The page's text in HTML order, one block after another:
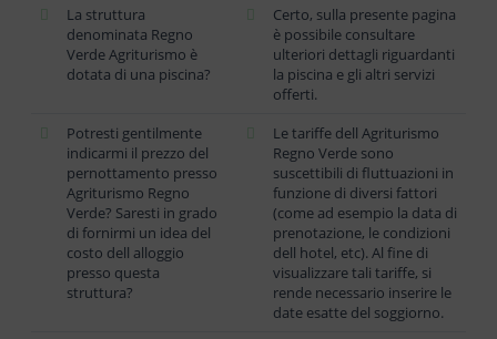
La struttura
denominata Regno
Verde Agriturismo è
dotata di una piscina?
Certo, sulla presente pagina
è possibile consultare
ulteriori dettagli riguardanti
la piscina e gli altri servizi
offerti.
Potresti gentilmente
indicarmi il prezzo del
pernottamento presso
Agriturismo Regno
Verde? Saresti in grado
di fornirmi un idea del
costo dell alloggio
presso questa
struttura?
Le tariffe dell Agriturismo
Regno Verde sono
suscettibili di fluttuazioni in
funzione di diversi fattori
(come ad esempio la data di
prenotazione, le condizioni
dell hotel, etc). Al fine di
visualizzare tali tariffe, si
rende necessario inserire le
date esatte del soggiorno.